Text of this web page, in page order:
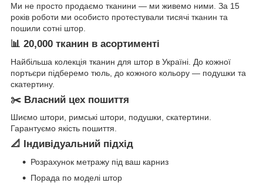
Ми не просто продаємо тканини — ми живемо ними. За 15
років роботи ми особисто протестували тисячі тканин та
пошили сотні штор.
📊 20,000 тканин в асортименті
Найбільша колекція тканин для штор в Україні. До кожної
портьєри підберемо тюль, до кожного кольору — подушки та
скатертину.
✂️ Власний цех пошиття
Шиємо штори, римські штори, подушки, скатертини.
Гарантуємо якість пошиття.
📐 Індивідуальний підхід
Розрахунок метражу під ваш карниз
Порада по моделі штор